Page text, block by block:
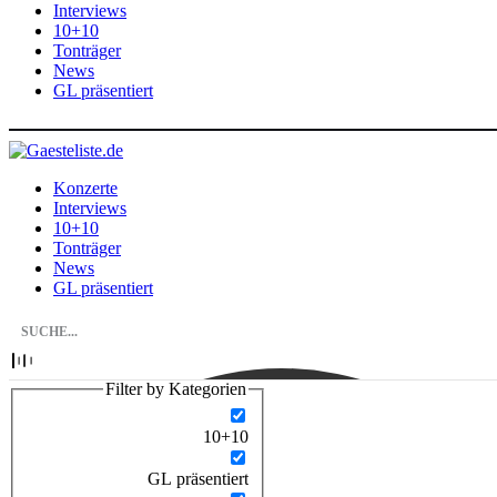
Interviews
10+10
Tonträger
News
GL präsentiert
Konzerte
Interviews
10+10
Tonträger
News
GL präsentiert
Filter by Kategorien
10+10
GL präsentiert